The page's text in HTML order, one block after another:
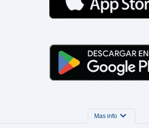
Mas info expand_more